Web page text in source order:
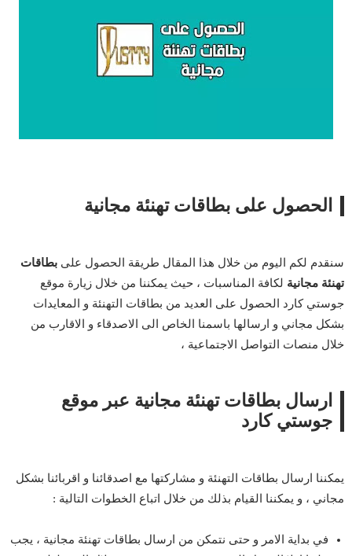
الحصول على بطاقات تهنئة مجانية
سنقدم لكم اليوم من خلال هذا المقال طريقة الحصول على بطاقات
تهنئة مجانية لكافة المناسبات ، حيث يمكننا من خلال زيارة موقع
جوستي كارد الحصول على العديد من بطاقات التهنئة و المعايدات
بشكل مجاني و ارسالها باسمنا الخاص الى الاصدقاء و الاقارب من
خلال منصات التواصل الاجتماعية ،
ارسال بطاقات تهنئة مجانية عبر موقع
جوستي كارد
يمكننا ارسال بطاقات التهنئة و مشاركتها مع اصدقائنا و اقربائنا بشكل
مجاني ، و يمكننا القيام بذلك من خلال اتباع الخطوات التالية :
في بداية الامر و حتى نتمكن من ارسال بطاقات تهنئة مجانية ، يجب